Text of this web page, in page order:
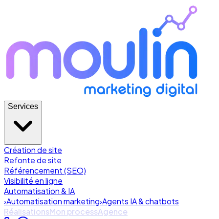
Services
Création de site
Refonte de site
Référencement (SEO)
Visibilité en ligne
Automatisation & IA
›Automatisation marketing›Agents IA & chatbots
RéalisationsMon processAgence